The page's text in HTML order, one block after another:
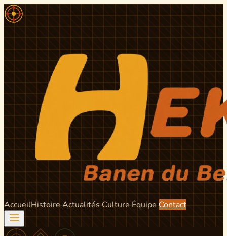
AccueilHistoire ActualitésCulture Équipe Contact